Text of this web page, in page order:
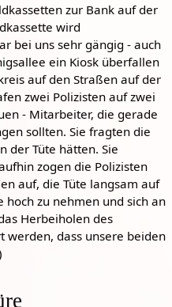
zur Bank auf der
wird
bei uns sehr gängig - auch
ein Kiosk überfallen
auf den Straßen auf der
zwei Polizisten auf zwei
- Mitarbeiter, die gerade
sollten. Sie fragten die
der Tüte hätten. Sie
zogen die Polizisten
auf, die Tüte langsam auf
zu nehmen und sich an
Herbeiholen des
dass unsere beiden